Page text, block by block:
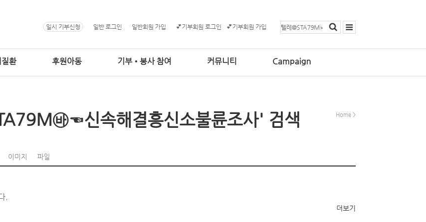
일시 기부신청 일반 로그인 일반회원 가입 💕기부회원 로그인 💕기부회원 가입
환 후원아동 기부•봉사 참여 커뮤니티 Campaign
Home >
㉳☜신속해결흥신소불륜조사' 검색
이미지 파일
.
더보기